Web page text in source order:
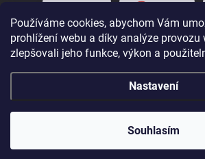
Používáme cookies, abychom Vám
prohlížení webu a díky analýze provozu
zlepšovali jeho funkce, výkon a
Nastavení
Souhlasím
Copyright 2026Inhand.cz. Všechna práva
cookies